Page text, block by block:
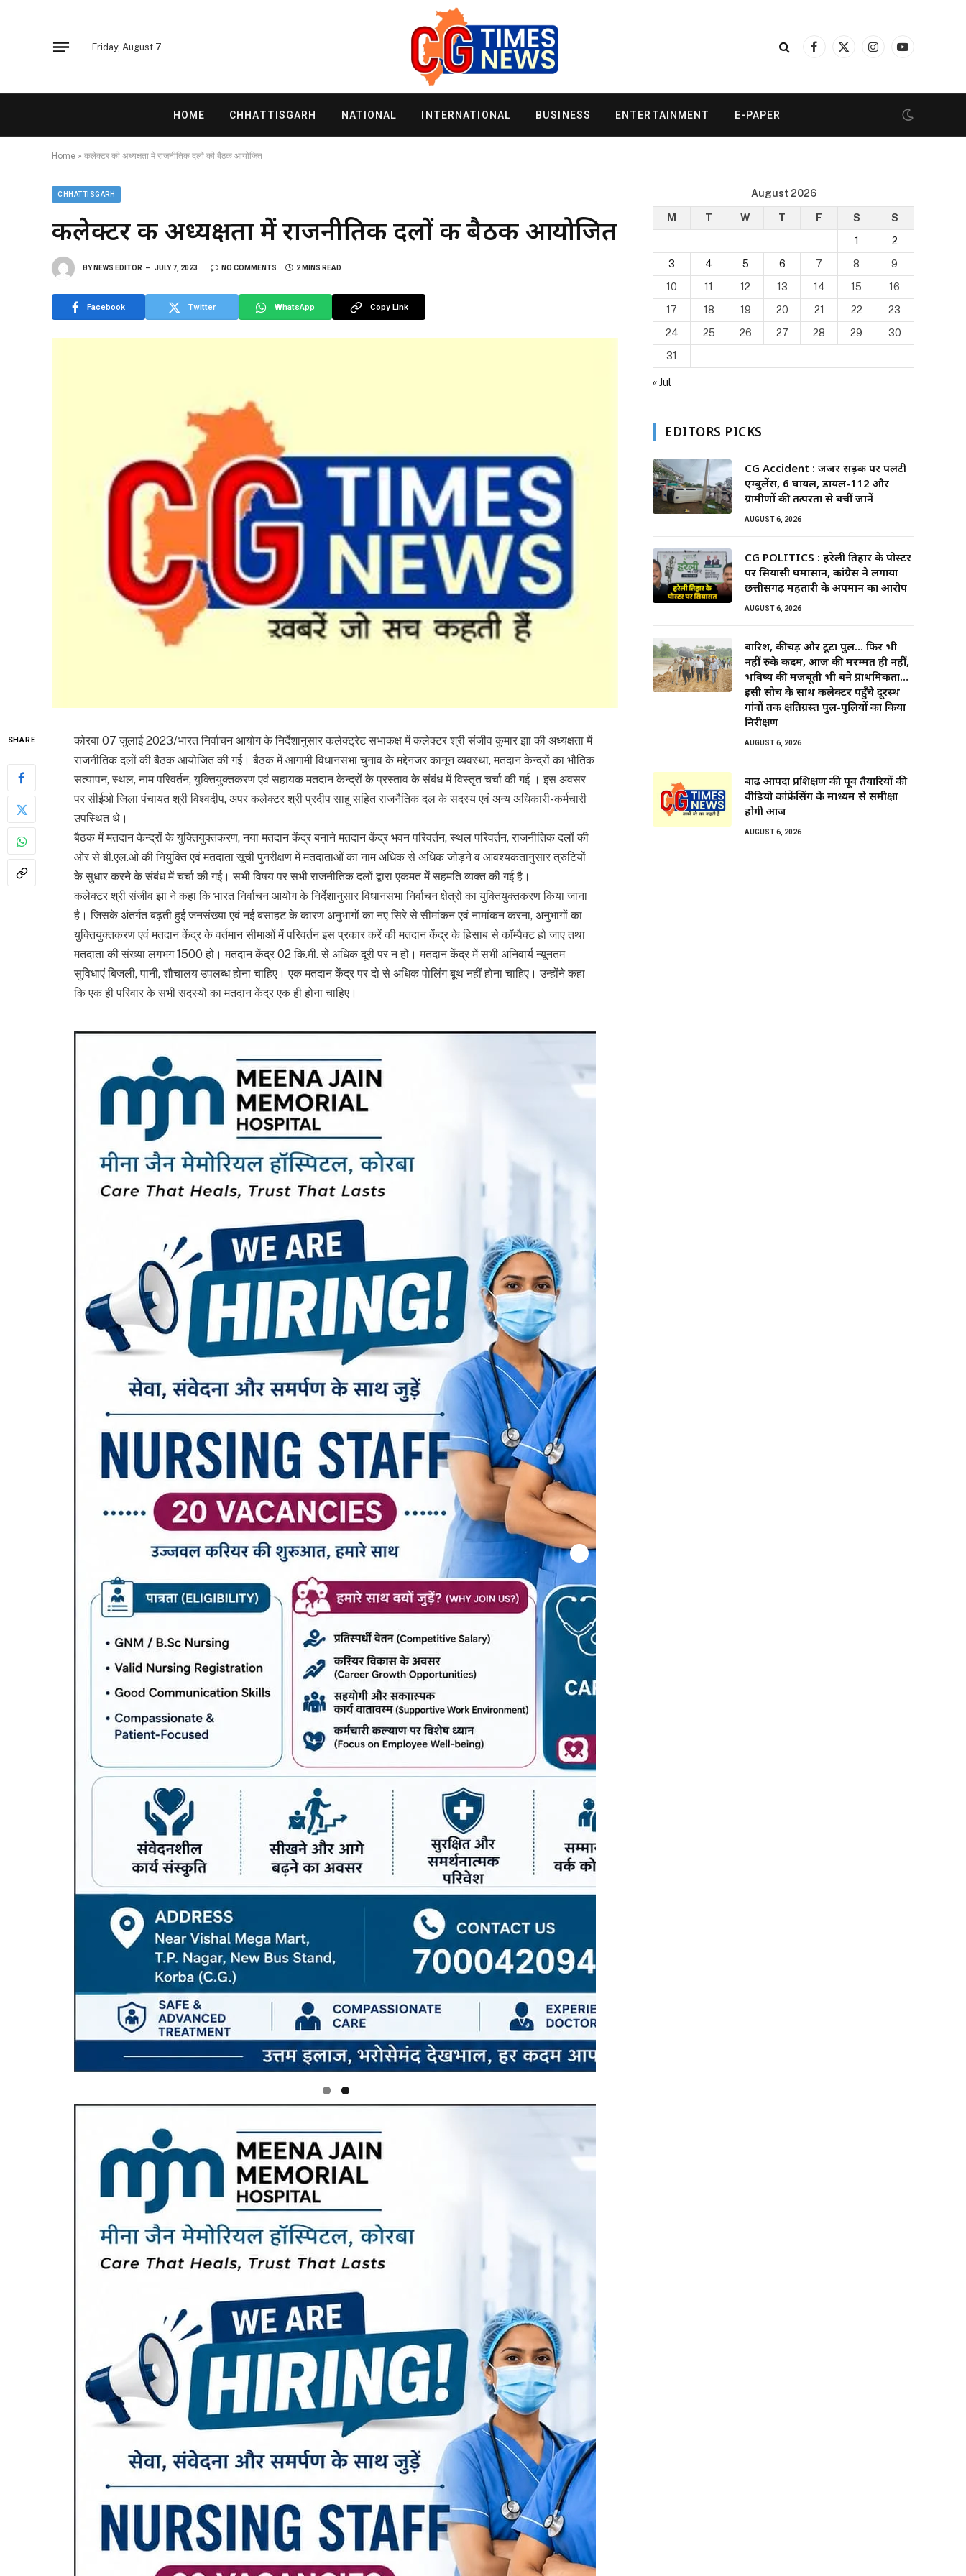
Friday, August 7
Facebook
X
InstagramYouTube
HOME CHHATTISGARH NATIONAL INTERNATIONAL BUSINESS ENTERTAINMENT E-PAPER
Home » कलेक्टर की अध्यक्षता में राजनीतिक दलों की बैठक आयोजित
CHHATTISGARH
कलेक्टर की अध्यक्षता में राजनीतिक दलों की बैठक आयोजित
BY NEWS EDITOR JULY 7, 2023 NO COMMENTS 2 MINS READ
Facebook Twitter WhatsApp Copy Link
SHARE
कोरबा 07 जुलाई 2023/भारत निर्वाचन आयोग के निर्देशानुसार कलेक्ट्रेट सभाकक्ष में कलेक्टर श्री संजीव कुमार झा की अध्यक्षता में
राजनीतिक दलों की बैठक आयोजित की गई। बैठक में आगामी विधानसभा चुनाव के मद्देनजर कानून व्यवस्था, मतदान केन्द्रों का भौतिक
सत्यापन, स्थल, नाम परिवर्तन, युक्तियुक्तकरण एवं सहायक मतदान केन्द्रों के प्रस्ताव के संबंध में विस्तृत चर्चा की गई । इस अवसर
पर सीईओ जिला पंचायत श्री विश्वदीप, अपर कलेक्टर श्री प्रदीप साहू सहित राजनैतिक दल के सदस्य एवं अन्य अधिकारी-कर्मचारी
उपस्थित थे।
बैठक में मतदान केन्द्रों के युक्तियुक्तकरण, नया मतदान केंद्र बनाने मतदान केंद्र भवन परिवर्तन, स्थल परिवर्तन, राजनीतिक दलों की
ओर से बी.एल.ओ की नियुक्ति एवं मतदाता सूची पुनरीक्षण में मतदाताओं का नाम अधिक से अधिक जोड़ने व आवश्यकतानुसार त्रुटियों
के सुधार करने के संबंध में चर्चा की गई। सभी विषय पर सभी राजनीतिक दलों द्वारा एकमत में सहमति व्यक्त की गई है।
कलेक्टर श्री संजीव झा ने कहा कि भारत निर्वाचन आयोग के निर्देशानुसार विधानसभा निर्वाचन क्षेत्रों का युक्तियुक्तकरण किया जाना
है। जिसके अंतर्गत बढ़ती हुई जनसंख्या एवं नई बसाहट के कारण अनुभागों का नए सिरे से सीमांकन एवं नामांकन करना, अनुभागों का
युक्तियुक्तकरण एवं मतदान केंद्र के वर्तमान सीमाओं में परिवर्तन इस प्रकार करें की मतदान केंद्र के हिसाब से कॉम्पैक्ट हो जाए तथा
मतदाता की संख्या लगभग 1500 हो। मतदान केंद्र 02 कि.मी. से अधिक दूरी पर न हो। मतदान केंद्र में सभी अनिवार्य न्यूनतम
सुविधाएं बिजली, पानी, शौचालय उपलब्ध होना चाहिए। एक मतदान केंद्र पर दो से अधिक पोलिंग बूथ नहीं होना चाहिए। उन्होंने कहा
कि एक ही परिवार के सभी सदस्यों का मतदान केंद्र एक ही होना चाहिए।
August 2026
M T W T F S
S
1
2
3
4 5 6 7 8
9
10
11 12 13 14 15
16
17
18 19 20 21 22
23
24
25 26 27 28 29
30
31
« Jul
EDITORS PICKS
CG Accident : जर्जर सड़क पर पलटी
एम्बुलेंस, 6 घायल, डायल-112 और
ग्रामीणों की तत्परता से बचीं जानें
AUGUST 6, 2026
CG POLITICS : हरेली तिहार के पोस्टर
पर सियासी घमासान, कांग्रेस ने लगाया
छत्तीसगढ़ महतारी के अपमान का आरोप
AUGUST 6, 2026
बारिश, कीचड़ और टूटा पुल… फिर भी
नहीं रुके कदम, आज की मरम्मत ही नहीं,
भविष्य की मजबूती भी बने प्राथमिकता…
इसी सोच के साथ कलेक्टर पहुँचे दूरस्थ
गांवों तक क्षतिग्रस्त पुल-पुलियों का किया
निरीक्षण
AUGUST 6, 2026
बाढ़ आपदा प्रशिक्षण की पूर्व तैयारियों की
वीडियो कांफ्रेंसिंग के माध्यम से समीक्षा
होगी आज
AUGUST 6, 2026